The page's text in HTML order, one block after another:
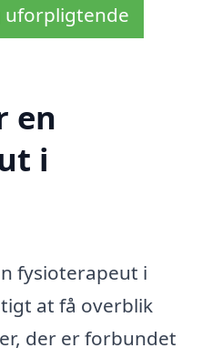
uforpligtende
en
i
fysioterapeut i
at få overblik
der er forbundet